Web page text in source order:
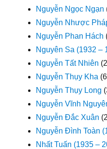
Nguyễn Ngọc Ngạn
Nguyễn Nhược
Nguyễn Phan Hách
Nguyên Sa (1932 –
Nguyễn Tất Nhiên
Nguyễn Thụy Kha
Nguyễn Thụy Long
Nguyễn Vĩnh
Nguyễn Đắc Xuân
Nguyễn Đình Toàn
Nhất Tuấn (1935 –